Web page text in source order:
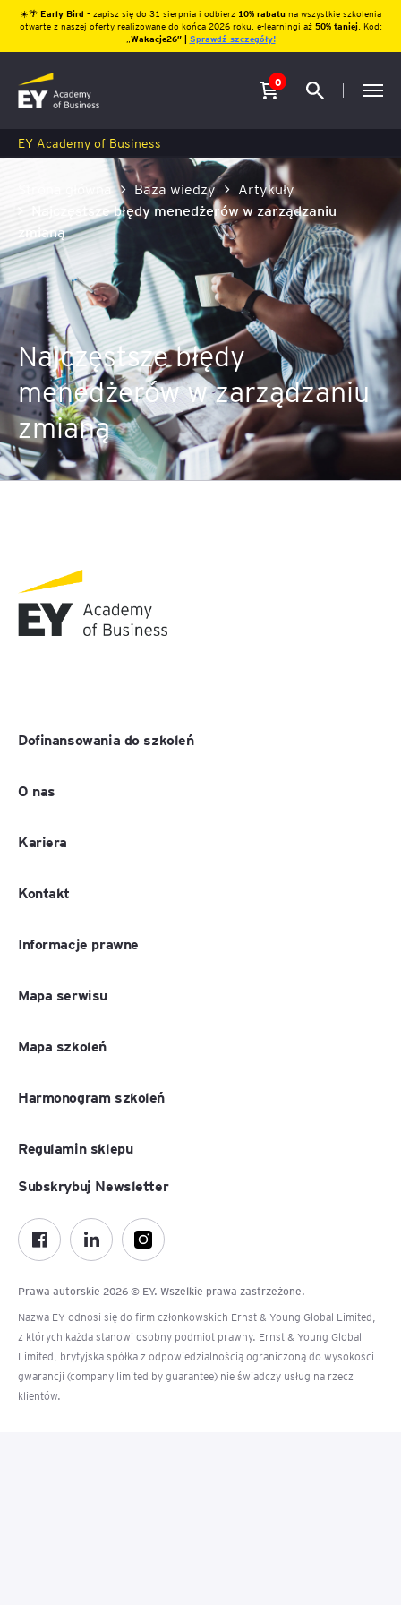
☀️🌴 Early Bird – zapisz się do 31 sierpnia i odbierz10% rabatu na wszystkie szkolenia
otwarte z naszej oferty realizowane do końca 2026 roku, e-learningi aż 50% taniej. Kod:
Wakacje26″ | Sprawdź szczegóły!
0
EY Academy of Business
Baza wiedzy
Artykuły
Najczęstsze błędy menedżerów w zarządzaniu
zmianą
Najczęstsze błędy
menedżerów w zarządzaniu
zmianą
Dofinansowania do szkoleń
O nas
Kariera
Kontakt
Informacje prawne
Mapa serwisu
Mapa szkoleń
Harmonogram szkoleń
Regulamin sklepu
Prawa autorskie 2026 © EY. Wszelkie prawa zastrzeżone.
Nazwa EY odnosi się do firm członkowskich Ernst & Young Global Limited,
z których każda stanowi osobny podmiot prawny. Ernst & Young Global
Limited, brytyjska spółka z odpowiedzialnością ograniczoną do wysokości
gwarancji (company limited by guarantee) nie świadczy usług na rzecz
klientów.
Subskrybuj Newsletter